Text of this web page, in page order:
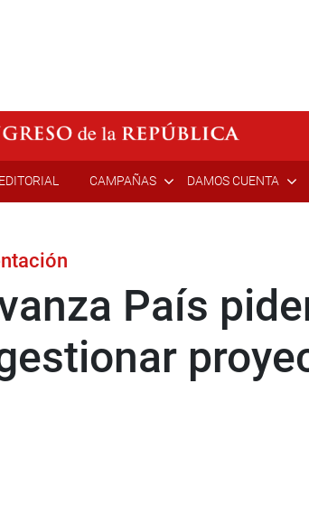
EDITORIAL CAMPAÑAS DAMOS CUENTA
País